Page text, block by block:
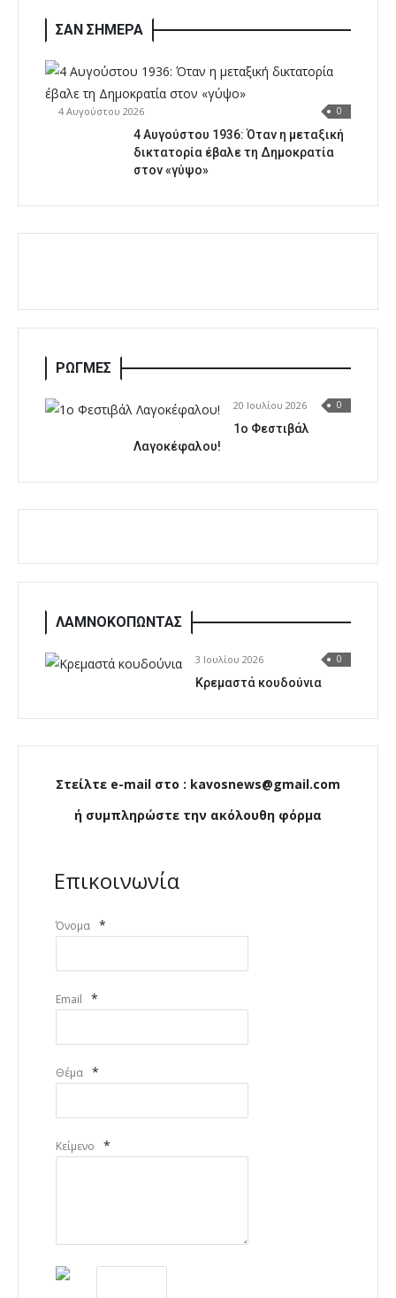
ΣΑΝ ΣΗΜΕΡΑ
4 Αυγούστου 2026 0
4 Αυγούστου 1936: Όταν η μεταξική
δικτατορία έβαλε τη Δημοκρατία
στον «γύψο»
ΡΩΓΜΕΣ
20 Ιουλίου 2026 0
1o Φεστιβάλ
Λαγοκέφαλου!
ΛΑΜΝΟΚΟΠΩΝΤΑΣ
3 Ιουλίου 2026 0
Κρεμαστά κουδούνια
Στείλτε e-mail στο : kavosnews@gmail.com
ή συμπληρώστε την ακόλουθη φόρμα
Επικοινωνία
Όνομα *
Email *
Θέμα *
Κείμενο *